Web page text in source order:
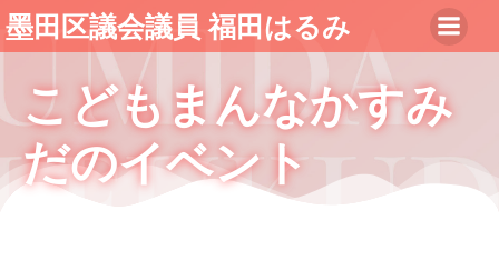
コ
ン
ン
ツ
ス
キ
墨田区議会議員 福田はるみ
こどもまんなかすみ
だのイベント